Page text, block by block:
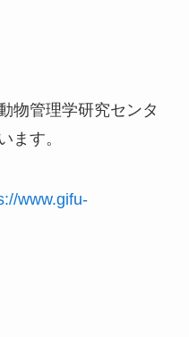
物管理学研究センタ
ます。
www.gifu-